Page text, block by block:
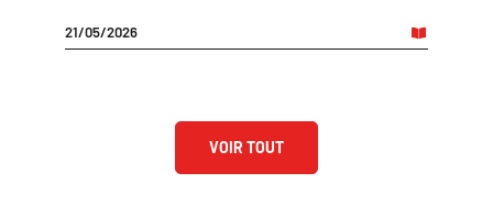
21/05/2026
VOIR TOUT